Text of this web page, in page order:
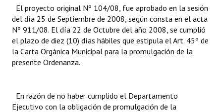
NORMATIVA
Comunicaciones
Declaraciones
Resoluciones de Presidencia
El proyecto original Nº 104/08, fue aprobado en la sesión
del día 25 de Septiembre de 2008, según consta en el acta
Nº 911/08. El día 22 de Octubre del año 2008, se cumplió
el plazo de diez (10) días hábiles que estipula el Art. 45º de
la Carta Orgánica Municipal para la promulgación de la
presente Ordenanza.
En razón de no haber cumplido el Departamento
Ejecutivo con la obligación de promulgación de la